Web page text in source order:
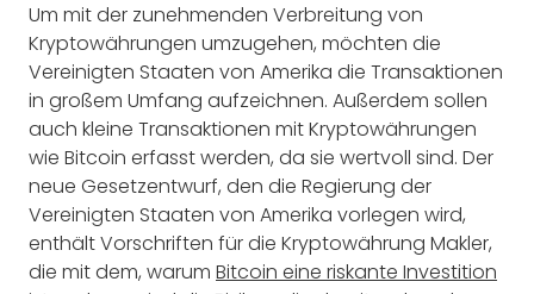
Um mit der zunehmenden Verbreitung von
Kryptowährungen umzugehen, möchten die
Vereinigten Staaten von Amerika die Transaktionen
in großem Umfang aufzeichnen. Außerdem sollen
auch kleine Transaktionen mit Kryptowährungen
wie Bitcoin erfasst werden, da sie wertvoll sind. Der
neue Gesetzentwurf, den die Regierung der
Vereinigten Staaten von Amerika vorlegen wird,
enthält Vorschriften für die Kryptowährung Makler,
die mit dem, warum Bitcoin eine riskante Investition